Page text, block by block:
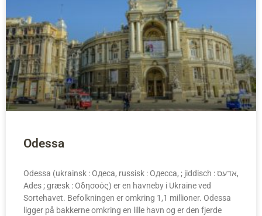
Odessa
Odessa (ukrainsk : Одеса, russisk : Одесса, ; jiddisch : אדעס,
Ades ; græsk : Οδησσός) er en havneby i Ukraine ved
Sortehavet. Befolkningen er omkring 1,1 millioner. Odessa
ligger på bakkerne omkring en lille havn og er den fjerde